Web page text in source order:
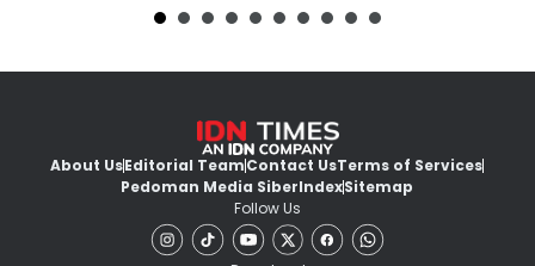
About UsEditorial TeamContact UsTerms of Services
Pedoman Media SiberIndexSitemap
Follow Us